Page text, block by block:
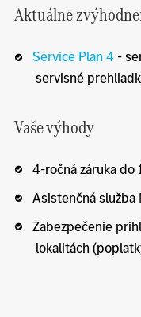
Aktuálne
Service Plan 4-
servisné
Vaše výhody
4-ročná záruka do
Asistenčná
Zabezpečenie
lokalitách